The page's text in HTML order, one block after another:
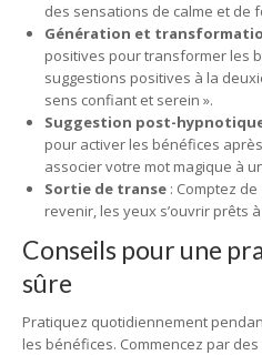
des sensations de calme et de
Génération et
positives pour transformer les
suggestions positives à la
sens confiant et serein ».
Suggestion post-
pour activer les bénéfices
associer votre mot magique à
Sortie de transe : Comptez de
revenir, les yeux s’ouvrir prêts
Conseils pour une
sûre
Pratiquez quotidiennement
les bénéfices. Commencez par